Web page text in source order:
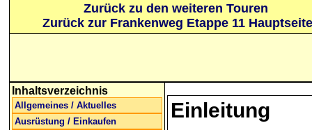
Zurück zu den weiteren Touren
Zurück zur Frankenweg Etappe 11 Hauptseite
Inhaltsverzeichnis
Allgemeines / Aktuelles
Ausrüstung / Einkaufen
Einleitung